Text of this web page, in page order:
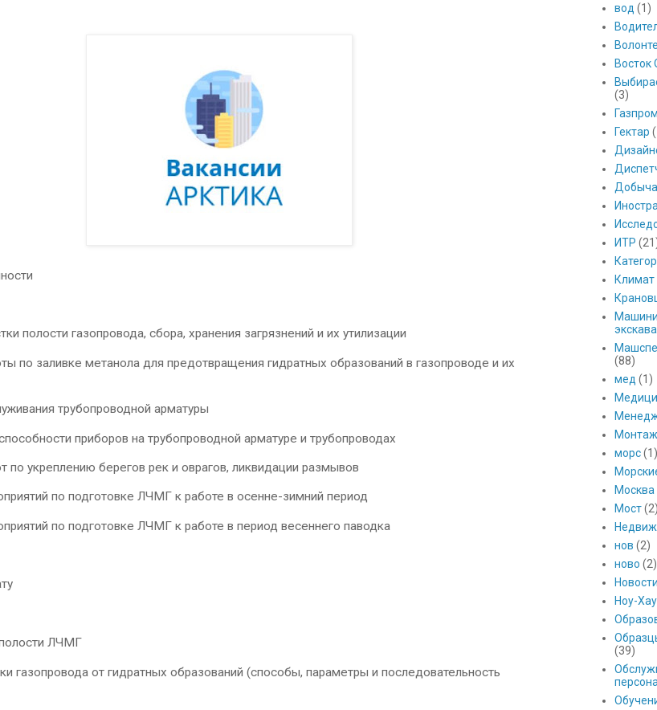
полости газопровода, сбора, хранения загрязнений и их утилизации
заливке метанола для предотвращения гидратных образований в газопроводе и их
трубопроводной арматуры
приборов на трубопроводной арматуре и трубопроводах
укреплению берегов рек и оврагов, ликвидации размывов
по подготовке ЛЧМГ к работе в осенне-зимний период
по подготовке ЛЧМГ к работе в период весеннего паводка
ЛЧМГ
от гидратных образований (способы, параметры и последовательность
вод (1)
Восток
(3)
Гектар
Добыча
ИТР
Климат
(88)
мед (1)
морс (1)
Москва
Мост
нов (2)
ново (2)
Ноу-Хау
(39)